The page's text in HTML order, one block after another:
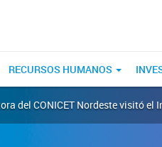
RECURSOS HUMANOS
del CONICET Nordeste visitó